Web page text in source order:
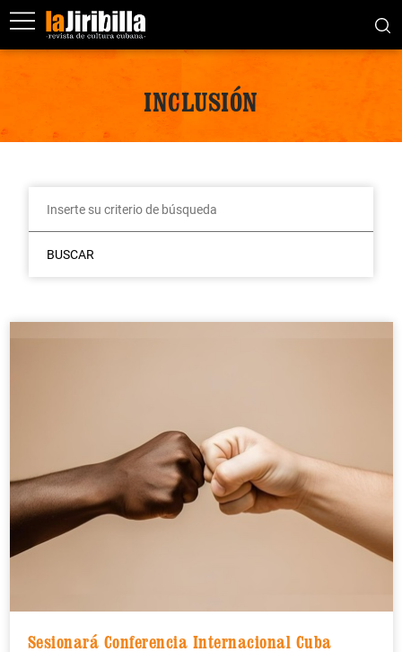
INCLUSIÓN
BUSCAR
Sesionará Conferencia Internacional Cuba